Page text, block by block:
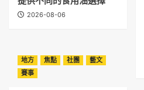
2026-08-06
地方 焦點 社團
藝文
賽事